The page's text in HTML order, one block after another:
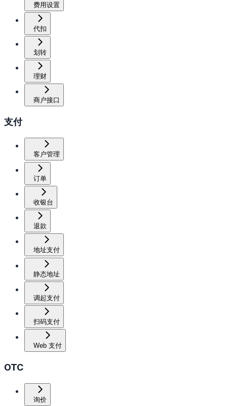
费用设置
代扣
划转
理财
商户接口
支付
客户管理
订单
收银台
退款
地址支付
静态地址
调起支付
扫码支付
Web 支付
OTC
询价